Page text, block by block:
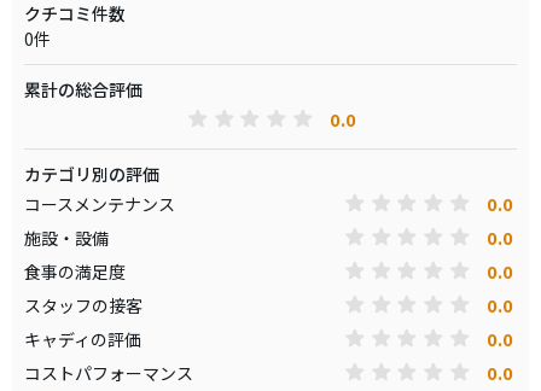
クチコミ件数
0件
累計の総合評価
0.0
カテゴリ別の評価
コースメンテナンス
0.0
施設・設備 0.0
食事の満足度 0.0
スタッフの接客 0.0
キャディの評価 0.0
コストパフォーマンス 0.0